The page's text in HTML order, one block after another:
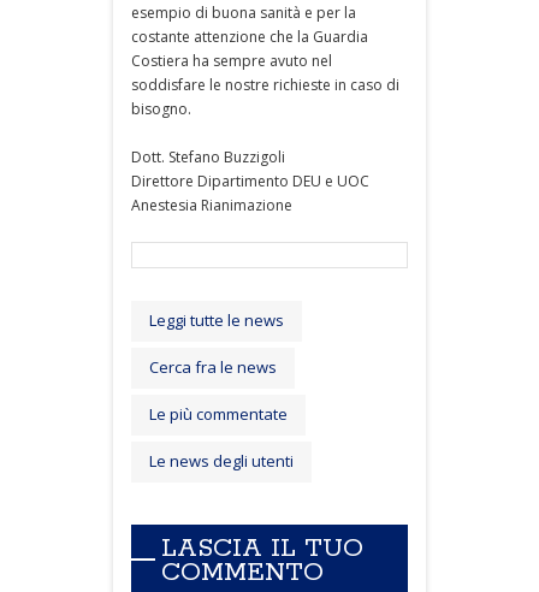
esempio di buona sanità e per la
costante attenzione che la Guardia
Costiera ha sempre avuto nel
soddisfare le nostre richieste in caso di
bisogno.
Dott. Stefano Buzzigoli
Direttore Dipartimento DEU e UOC
Anestesia Rianimazione
Leggi tutte le news
Cerca fra le news
Le più commentate
Le news degli utenti
LASCIA IL TUO
COMMENTO